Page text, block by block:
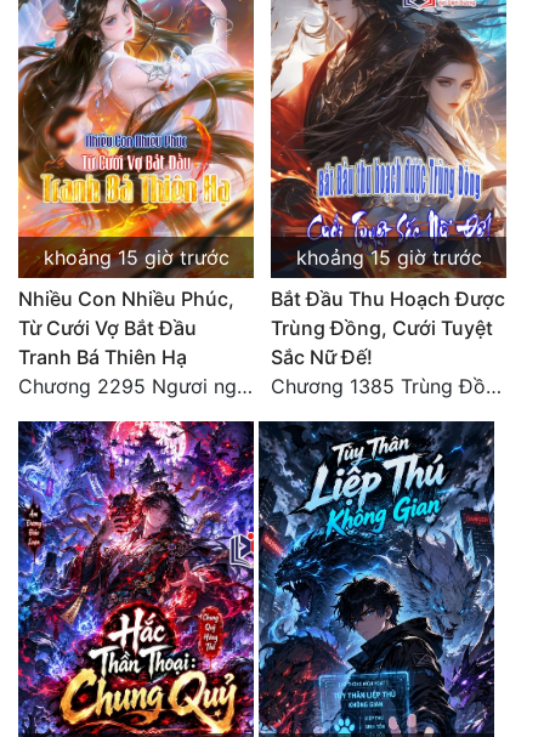
Quân Sự
Sảng Văn
Sắc
Sủng
Thanh Xuân
Tiên Hiệp
Tiểu Thuyết
Trinh Thám
Triều Đấu
Trùng Sinh
Trọng Sinh
Tu Chân
Tu Tiên
Tội Phạm
Vô Địch
khoảng 15 giờ trước
Nhiều Con Nhiều Phúc,
Từ Cưới Vợ Bắt Đầu
Tranh Bá Thiên Hạ
Chương 2295 Ngươi nghĩ chuyện Đại Viêm tiên triều làm có thể giấu được thiên hạ sao?
khoảng 15 giờ trước
Bắt Đầu Thu Hoạch Được
Trùng Đồng, Cưới Tuyệt
Sắc Nữ Đế!
Chương 1385 Trùng Đồng thấu ảo cảnh, lĩnh hội Pháp tắc Nhân Quả